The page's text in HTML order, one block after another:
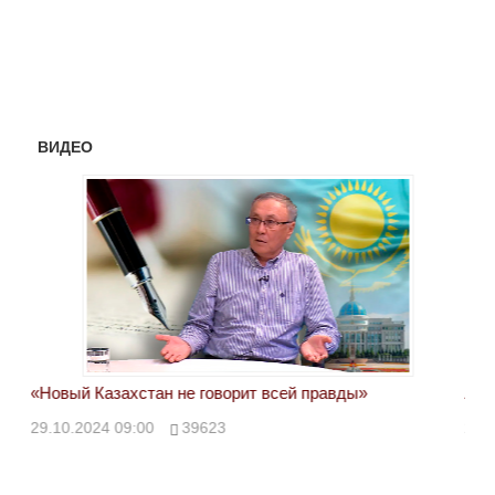
ВИДЕО
«Новый Казахстан не говорит всей правды»
29.10.2024 09:00 39623